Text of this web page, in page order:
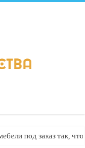
под заказ так,
как видеть путь